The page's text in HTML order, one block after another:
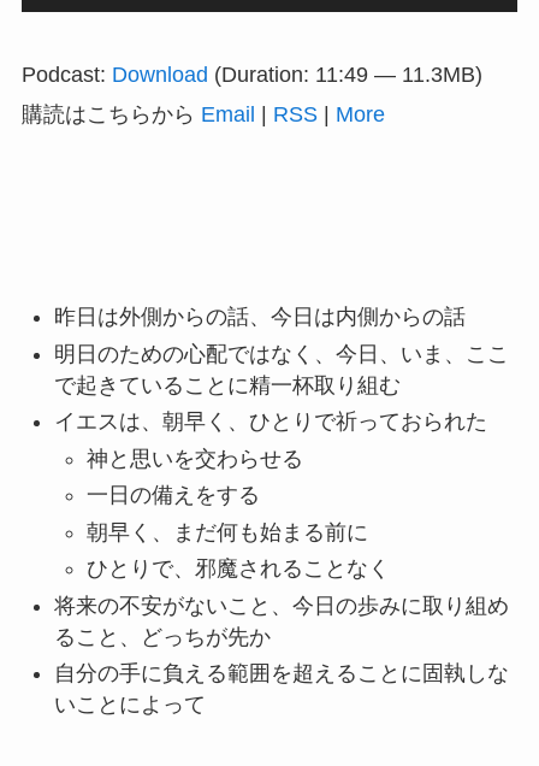
レ
Podcast: Download (Duration: 11:49 — 11.3MB)
購読はこちらから Email | RSS| More
昨日は外側からの話、今日は内側からの話
明日のための心配ではなく、今日、いま、ここ
で起きていることに精一杯取り組む
イエスは、朝早く、ひとりで祈っておられた
神と思いを交わらせる
一日の備えをする
朝早く、まだ何も始まる前に
ひとりで、邪魔されることなく
将来の不安がないこと、今日の歩みに取り組め
ること、どっちが先か
自分の手に負える範囲を超えることに固執しな
いことによって